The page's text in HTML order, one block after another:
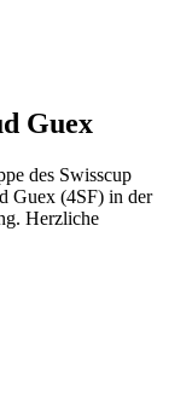
Guex
des Swisscup
Guex (4SF) in der
Herzliche